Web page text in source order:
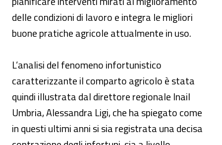
delle condizioni di lavoro e integra le migliori
buone pratiche agricole attualmente in uso.
L’analisi del fenomeno infortunistico
caratterizzante il comparto agricolo è stata
quindi illustrata dal direttore regionale Inail
Umbria, Alessandra Ligi, che ha spiegato come
in questi ultimi anni si sia registrata una decisa